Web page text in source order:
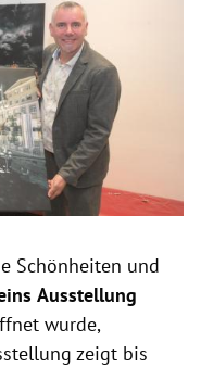
Schönheiten und
Ausstellung
wurde,
zeigt bis